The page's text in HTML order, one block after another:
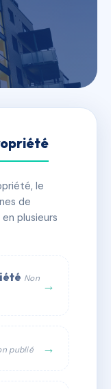
ET
💬 WhatsApp
le
de
plusieurs
Non →
publié →